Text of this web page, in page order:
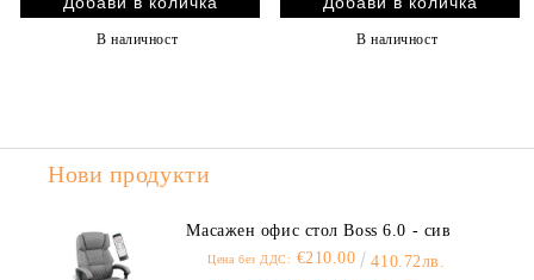
В наличност В наличност
Нови продукти
Масажен офис стол Boss 6.0 - сив
Цена без ДДС: €210.00 410.72лв.